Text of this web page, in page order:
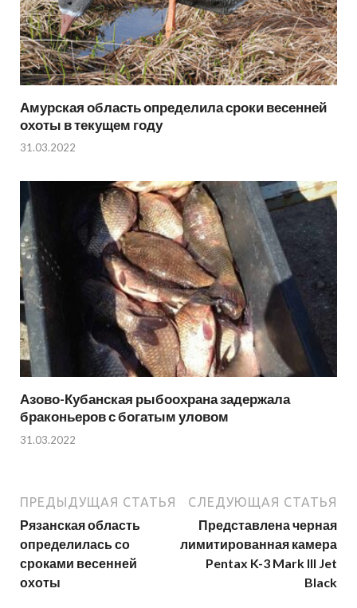
Амурская область определила сроки весенней
охоты в текущем году
31.03.2022
Азово-Кубанская рыбоохрана задержала
браконьеров с богатым уловом
31.03.2022
ПРЕДЫДУЩАЯ СТАТЬЯ
Рязанская область
определилась со
сроками весенней
охоты
СЛЕДУЮЩАЯ СТАТЬЯ
Представлена черная
лимитированная камера
Pentax K-3 Mark III Jet
Black